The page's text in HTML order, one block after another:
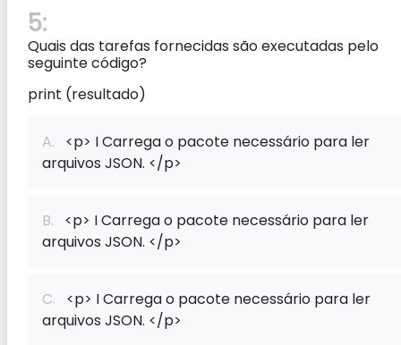
5:
Quais das tarefas fornecidas são executadas pelo
seguinte código?
print (resultado)
A. <p> I Carrega o pacote necessário para ler
arquivos JSON. </p>
B. <p> I Carrega o pacote necessário para ler
arquivos JSON. </p>
C. <p> I Carrega o pacote necessário para ler
arquivos JSON. </p>